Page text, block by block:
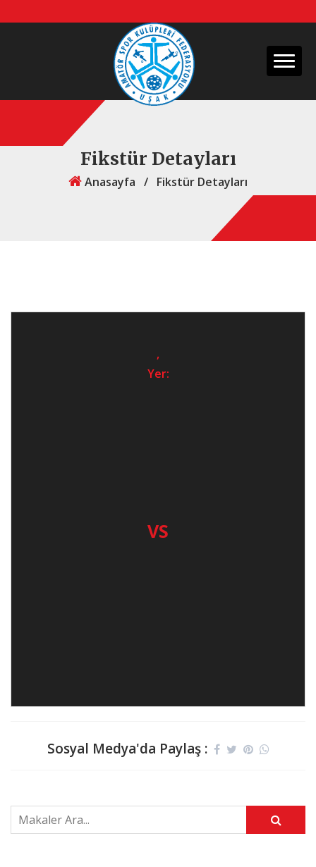
Fikstür Detayları
Anasayfa / Fikstür Detayları
,
Yer:
VS
Sosyal Medya'da Paylaş :